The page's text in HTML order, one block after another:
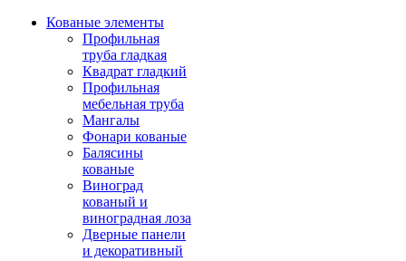
Кованые элементы
Профильная
труба гладкая
Квадрат гладкий
Профильная
мебельная труба
Мангалы
Фонари кованые
Балясины
кованые
Виноград
кованый и
виноградная лоза
Дверные панели
и декоративный